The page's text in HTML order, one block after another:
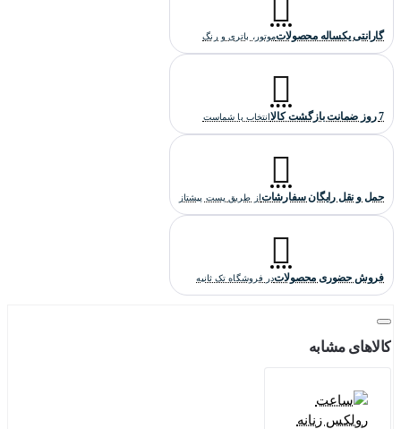
گارانتی یکساله محصولاتموتور، باتری و رنگ
7 روز ضمانت بازگشت کالا انتخاب با شماست
حمل و نقل رایگان سفارشاتاز طریق پست پیشتاز
فروش حضوری محصولاتدر فروشگاه تک ثانیه
کالاهای مشابه